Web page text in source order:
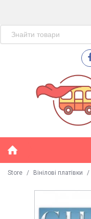
Store / Вінілові платівки /